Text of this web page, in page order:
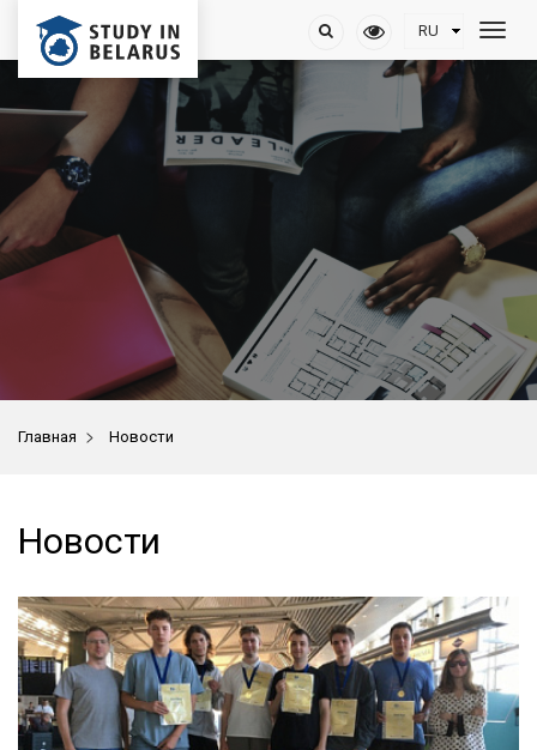
Главная > Новости
Новости